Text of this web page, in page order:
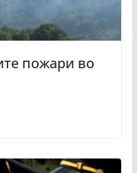
пожари во